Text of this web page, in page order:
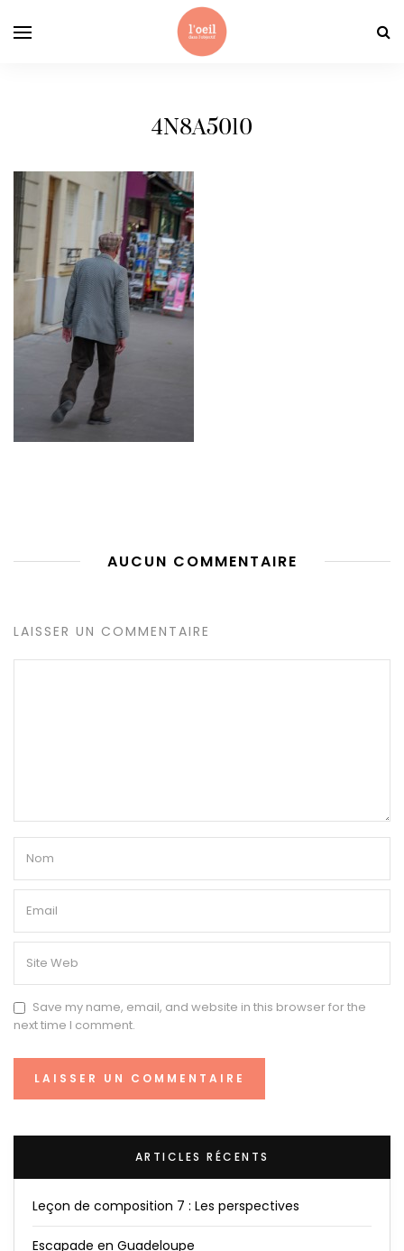
4N8A5010
AUCUN COMMENTAIRE
LAISSER UN COMMENTAIRE
Save my name, email, and website in this browser for the
next time I comment.
ARTICLES RÉCENTS
Leçon de composition 7 : Les perspectives
Escapade en Guadeloupe